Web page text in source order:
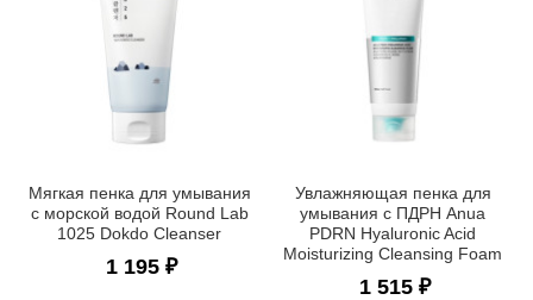
Мягкая пенка для умывания
с морской водой Round Lab
1025 Dokdo Cleanser
1 195 ₽
Увлажняющая пенка для
умывания с ПДРН Anua
PDRN Hyaluronic Acid
Moisturizing Cleansing Foam
1 515 ₽